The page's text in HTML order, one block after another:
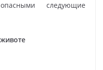
следующие